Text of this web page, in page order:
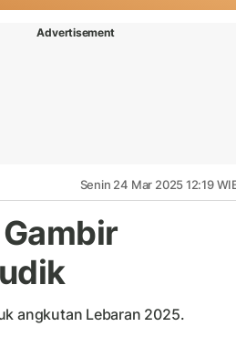
Advertisement
Senin 24 Mar 2025 12:19
angkutan Lebaran 2025.